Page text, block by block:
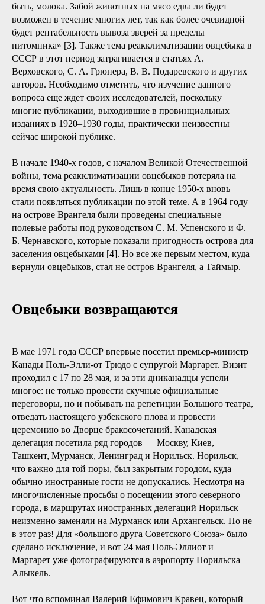
быть, молока. Забой животных на мясо едва ли будет
возможен в течение многих лет, так как более очевидной
будет рентабельность вывоза зверей за пределы
питомника» [3]. Также тема реакклиматизации овцебыка в
СССР в этот период затрагивается в статьях А.
Верховского, С. А. Грюнера, В. В. Подаревского и других
авторов. Необходимо отметить, что изучение данного
вопроса еще ждет своих исследователей, поскольку
многие публикации, выходившие в провинциальных
изданиях в 1920–1930 годы, практически неизвестны
сейчас широкой публике.
В начале 1940-х годов, с началом Великой Отечественной
войны, тема реакклиматизации овцебыков потеряла на
время свою актуальность. Лишь в конце 1950-х вновь
стали появляться публикации по этой теме. А в 1964 году
на острове Врангеля были проведены специальные
полевые работы под руководством С. М. Успенского и Ф.
Б. Чернавского, которые показали пригодность острова для
заселения овцебыками [4]. Но все же первым местом, куда
вернули овцебыков, стал не остров Врангеля, а Таймыр.
Овцебыки возвращаются
В мае 1971 года СССР впервые посетил премьер-министр
Канады Поль-Элли-от Трюдо с супругой Маргарет. Визит
проходил с 17 по 28 мая, и за эти дниканадцы успели
многое: не только провести скучные официальные
переговоры, но и побывать на репетиции Большого театра,
отведать настоящего узбекского плова и провести
церемонию во Дворце бракосочетаний. Канадская
делегация посетила ряд городов — Москву, Киев,
Ташкент, Мурманск, Ленинград и Норильск. Норильск,
что важно для той поры, был закрытым городом, куда
обычно иностранные гости не допускались. Несмотря на
многочисленные просьбы о посещении этого северного
города, в маршрутах иностранных делегаций Норильск
неизменно заменяли на Мурманск или Архангельск. Но не
в этот раз! Для «большого друга Советского Союза» было
сделано исключение, и вот 24 мая Поль-Эллиот и
Маргарет уже фотографируются в аэропорту Норильска
Алыкель.
Вот что вспоминал Валерий Ефимович Кравец, который